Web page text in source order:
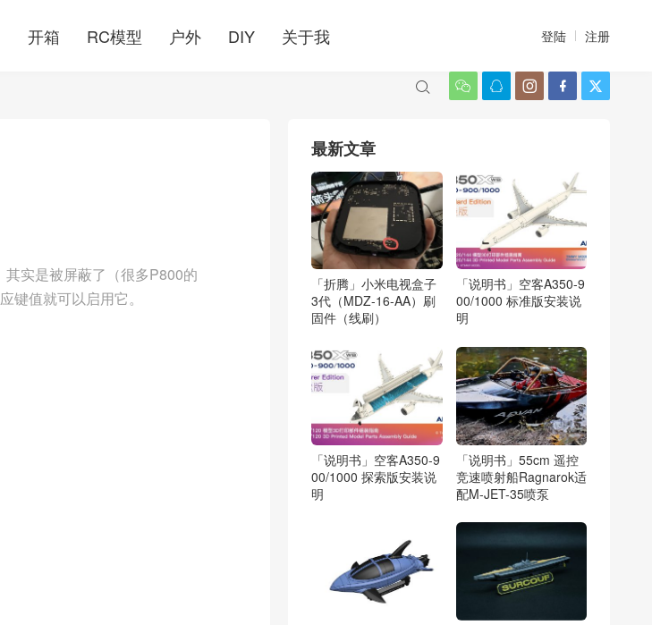
开箱 RC模型 户外 DIY 关于我 登陆 注册
    

实是被屏蔽了（很多P800的
键值就可以启用它。
最新文章
「折腾」小米电视盒子
3代（MDZ-16-AA）刷
固件（线刷）
「说明书」空客A350-9
00/1000 标准版安装说
明
「说明书」空客A350-9
00/1000 探索版安装说
明
「说明书」55cm 遥控
竞速喷射船Ragnarok适
配M-JET-35喷泵